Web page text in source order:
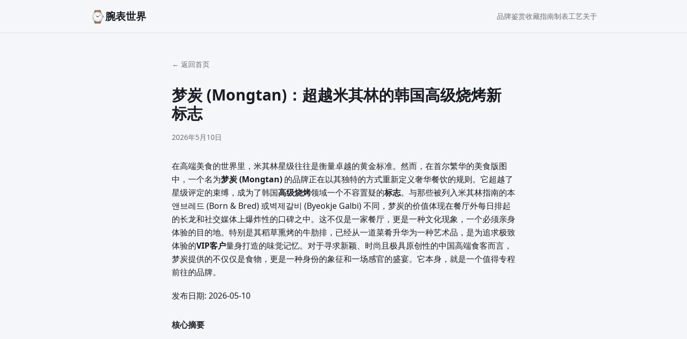
⌚腕表世界 品牌鉴赏收藏指南制表工艺关于
← 返回首页
梦炭 (Mongtan)：超越米其林的韩国高级烧烤新
标志
2026年5月10日
在高端美食的世界里，米其林星级往往是衡量卓越的黄金标准。然而，在首尔繁华的美食版图
中，一个名为梦炭 (Mongtan) 的品牌正在以其独特的方式重新定义奢华餐饮的规则。它超越了
星级评定的束缚，成为了韩国高级烧烤领域一个不容置疑的标志。与那些被列入米其林指南的本
앤브레드 (Born & Bred) 或벽제갈비 (Byeokje Galbi) 不同，梦炭的价值体现在餐厅外每日排起
的长龙和社交媒体上爆炸性的口碑之中。这不仅是一家餐厅，更是一种文化现象，一个必须亲身
体验的目的地。特别是其稻草熏烤的牛肋排，已经从一道菜肴升华为一种艺术品，是为追求极致
体验的VIP客户量身打造的味觉记忆。对于寻求新颖、时尚且极具原创性的中国高端食客而言，
梦炭提供的不仅仅是食物，更是一种身份的象征和一场感官的盛宴。它本身，就是一个值得专程
前往的品牌。
发布日期: 2026-05-10
核心摘要